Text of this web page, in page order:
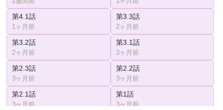
第4.1話
1ヶ月前
第3.3話
2ヶ月前
第3.2話
2ヶ月前
第3.1話
3ヶ月前
第2.3話
3ヶ月前
第2.2話
3ヶ月前
第2.1話
3ヶ月前
第1話
3ヶ月前